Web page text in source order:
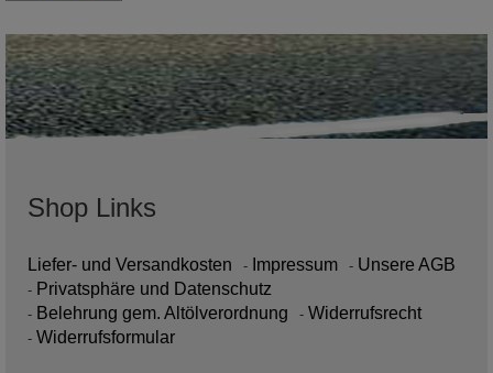
Shop Links
Liefer- und Versandkosten Impressum
Unsere AGB
Privatsphäre und Datenschutz
Belehrung gem. Altölverordnung
Widerrufsrecht
Widerrufsformular